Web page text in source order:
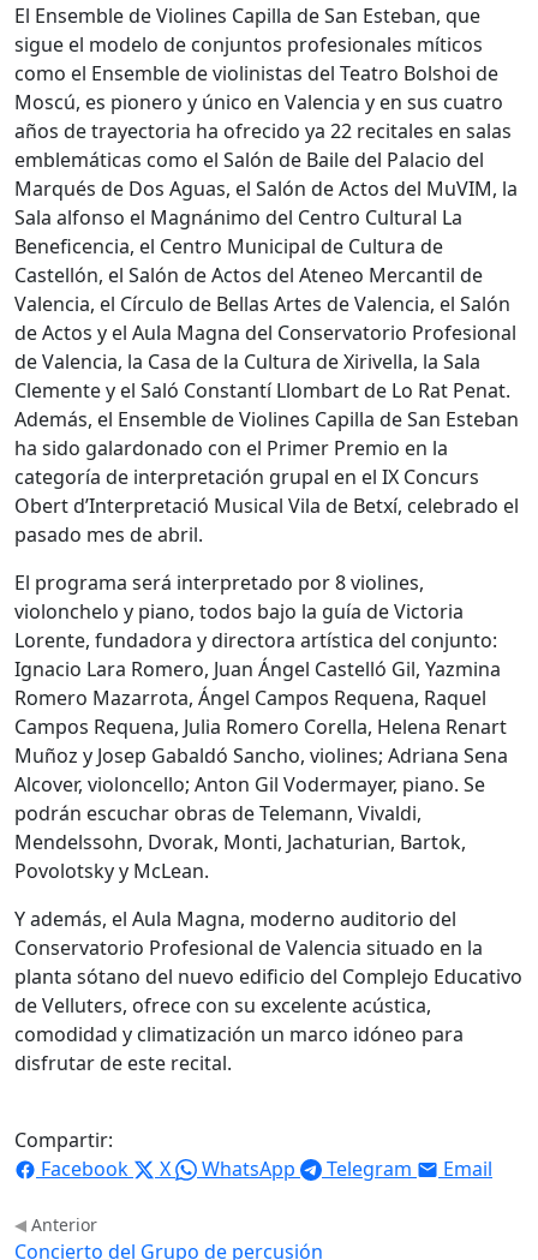
El Ensemble de Violines Capilla de San Esteban, que
sigue el modelo de conjuntos profesionales míticos
como el Ensemble de violinistas del Teatro Bolshoi de
Moscú, es pionero y único en Valencia y en sus cuatro
años de trayectoria ha ofrecido ya 22 recitales en salas
emblemáticas como el Salón de Baile del Palacio del
Marqués de Dos Aguas, el Salón de Actos del MuVIM, la
Sala alfonso el Magnánimo del Centro Cultural La
Beneficencia, el Centro Municipal de Cultura de
Castellón, el Salón de Actos del Ateneo Mercantil de
Valencia, el Círculo de Bellas Artes de Valencia, el Salón
de Actos y el Aula Magna del Conservatorio Profesional
de Valencia, la Casa de la Cultura de Xirivella, la Sala
Clemente y el Saló Constantí Llombart de Lo Rat Penat.
Además, el Ensemble de Violines Capilla de San Esteban
ha sido galardonado con el Primer Premio en la
categoría de interpretación grupal en el IX Concurs
Obert d’Interpretació Musical Vila de Betxí, celebrado el
pasado mes de abril.
El programa será interpretado por 8 violines,
violonchelo y piano, todos bajo la guía de Victoria
Lorente, fundadora y directora artística del conjunto:
Ignacio Lara Romero, Juan Ángel Castelló Gil, Yazmina
Romero Mazarrota, Ángel Campos Requena, Raquel
Campos Requena, Julia Romero Corella, Helena Renart
Muñoz y Josep Gabaldó Sancho, violines; Adriana Sena
Alcover, violoncello; Anton Gil Vodermayer, piano. Se
podrán escuchar obras de Telemann, Vivaldi,
Mendelssohn, Dvorak, Monti, Jachaturian, Bartok,
Povolotsky y McLean.
Y además, el Aula Magna, moderno auditorio del
Conservatorio Profesional de Valencia situado en la
planta sótano del nuevo edificio del Complejo Educativo
de Velluters, ofrece con su excelente acústica,
comodidad y climatización un marco idóneo para
disfrutar de este recital.
Compartir:
Facebook
X WhatsApp Telegram Email
Anterior
Concierto del Grupo de percusión